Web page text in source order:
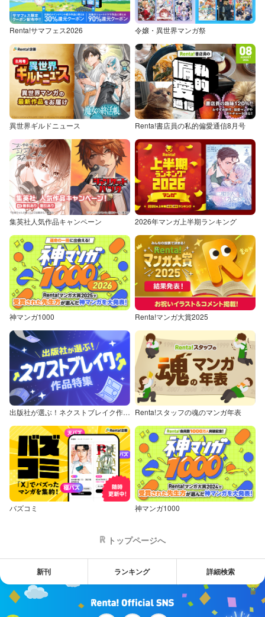
Renta!サマフェス2026 令嬢・異世界マンガ祭
異世界ギルドニュース Renta!書店員の私的偏愛通信8月号
集英社人気作品キャンペーン 2026年マンガ上半期ランキング
神マンガ1000 Renta!マンガ大賞2025
出版社が選ぶ！ネクストブレイク作品特集 Renta!スタッフの魂のマンガ年表
バズコミ 神マンガ1000
トップページへ
新刊 ランキング 詳細検索